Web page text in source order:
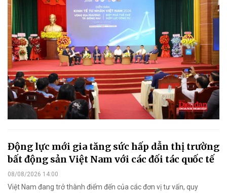
Động lực mới gia tăng sức hấp dẫn thị trường
bất động sản Việt Nam với các đối tác quốc tế
08/08/2026 14:00
Việt Nam đang trở thành điểm đến của các đơn vị tư vấn, quy